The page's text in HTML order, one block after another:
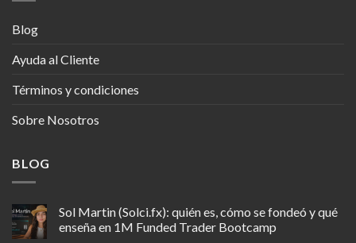
Blog
Ayuda al Cliente
Términos y condiciones
Sobre Nosotros
BLOG
Sol Martin (Solci.fx): quién es, cómo se fondeó y qué
enseña en 1M Funded Trader Bootcamp